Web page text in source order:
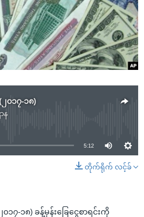
ာ
စာ
က်အလက်များ
၀၁၇-၁၈)
န
source currently available
5:12
တိုက်ရိုက် လင့်ခ်
-၁၈) ခန့်မှန်းခြေငွေစာရင်းကို